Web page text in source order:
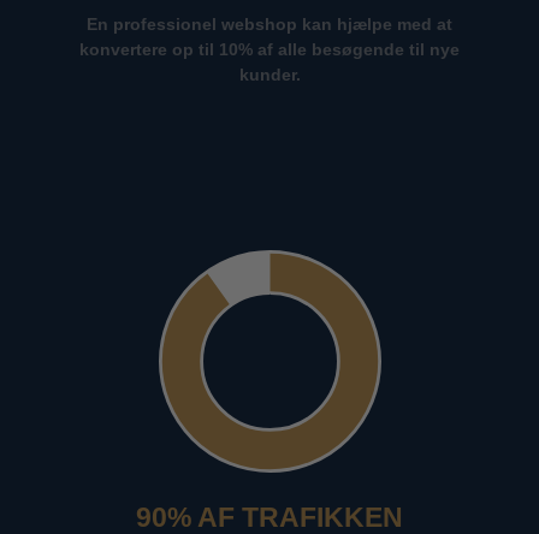
En professionel webshop kan hjælpe med at
konvertere op til 10% af alle besøgende til nye
kunder.
90% AF TRAFIKKEN